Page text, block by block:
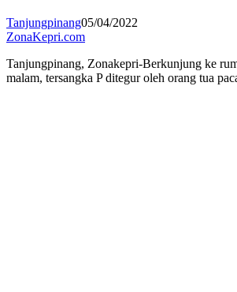
Tanjungpinang05/04/2022
ZonaKepri.com
Tanjungpinang, Zonakepri-Berkunjung ke
malam, tersangka P ditegur oleh orang tua